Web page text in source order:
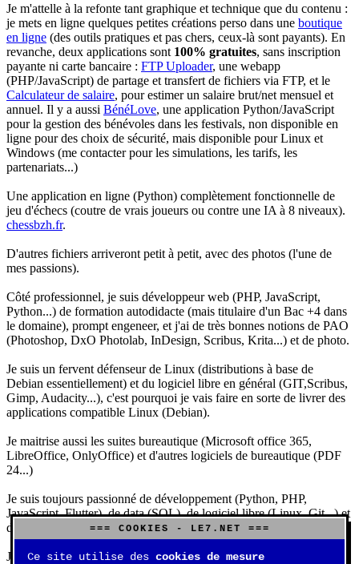
Je m'attelle à la refonte tant graphique et technique que du contenu :
je mets en ligne quelques petites créations perso dans une boutique
en ligne (des outils pratiques et pas chers, ceux-là sont payants). En
revanche, deux applications sont 100% gratuites, sans inscription
payante ni carte bancaire : FTP Uploader, une webapp
(PHP/JavaScript) de partage et transfert de fichiers via FTP, et le
Calculateur de salaire, pour estimer un salaire brut/net mensuel et
annuel. Il y a aussi BénéLove, une application Python/JavaScript
pour la gestion des bénévoles dans les festivals, non disponible en
ligne pour des choix de sécurité, mais disponible pour Linux et
Windows (me contacter pour les simulations, les tarifs, les
partenariats...)
Une application en ligne (Python) complètement fonctionnelle de
jeu d'échecs (coutre de vrais joueurs ou contre une IA à 8 niveaux).
chessbzh.fr.
D'autres fichiers arriveront petit à petit, avec des photos (l'une de
mes passions).
Côté professionnel, je suis développeur web (PHP, JavaScript,
Python...) de formation autodidacte (mais titulaire d'un Bac +4 dans
le domaine), prompt engeneer, et j'ai de très bonnes notions de PAO
(Photoshop, DxO Photolab, InDesign, Scribus, Krita...) et de photo.
Je suis un fervent défenseur de Linux (distributions à base de
Debian essentiellement) et du logiciel libre en général (GIT,Scribus,
Gimp, Audacity...), c'est pourquoi je vais faire en sorte de livrer des
applications compatible Linux (Debian).
Je maitrise aussi les suites bureautique (Microsoft office 365,
LibreOffice, OnlyOffice) et d'autres logiciels de bureautique (PDF
24...)
Je suis toujours passionné de développement (Python, PHP,
JavaScript, Flutter), de data (SQL), de logiciel libre (Linux, Git...) et
d'IA (principalement Claude et DeepSeek).
J'aime jouer, surtout aux jeux de sociétés (Risk, Uno, Scrabble...),
=== COOKIES - LE7.NET ===
Ce site utilise des cookies de mesure